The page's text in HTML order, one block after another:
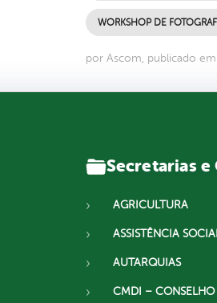
WORKSHOP DE
por Ascom, publicado
Secretarias e
AGRICULTURA
ASSISTÊNCIA
AUTARQUIAS
CMDI – CONSELHO